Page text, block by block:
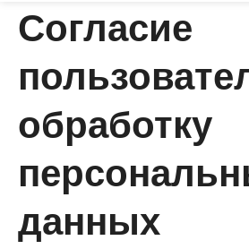
Согласие
обработку
данных